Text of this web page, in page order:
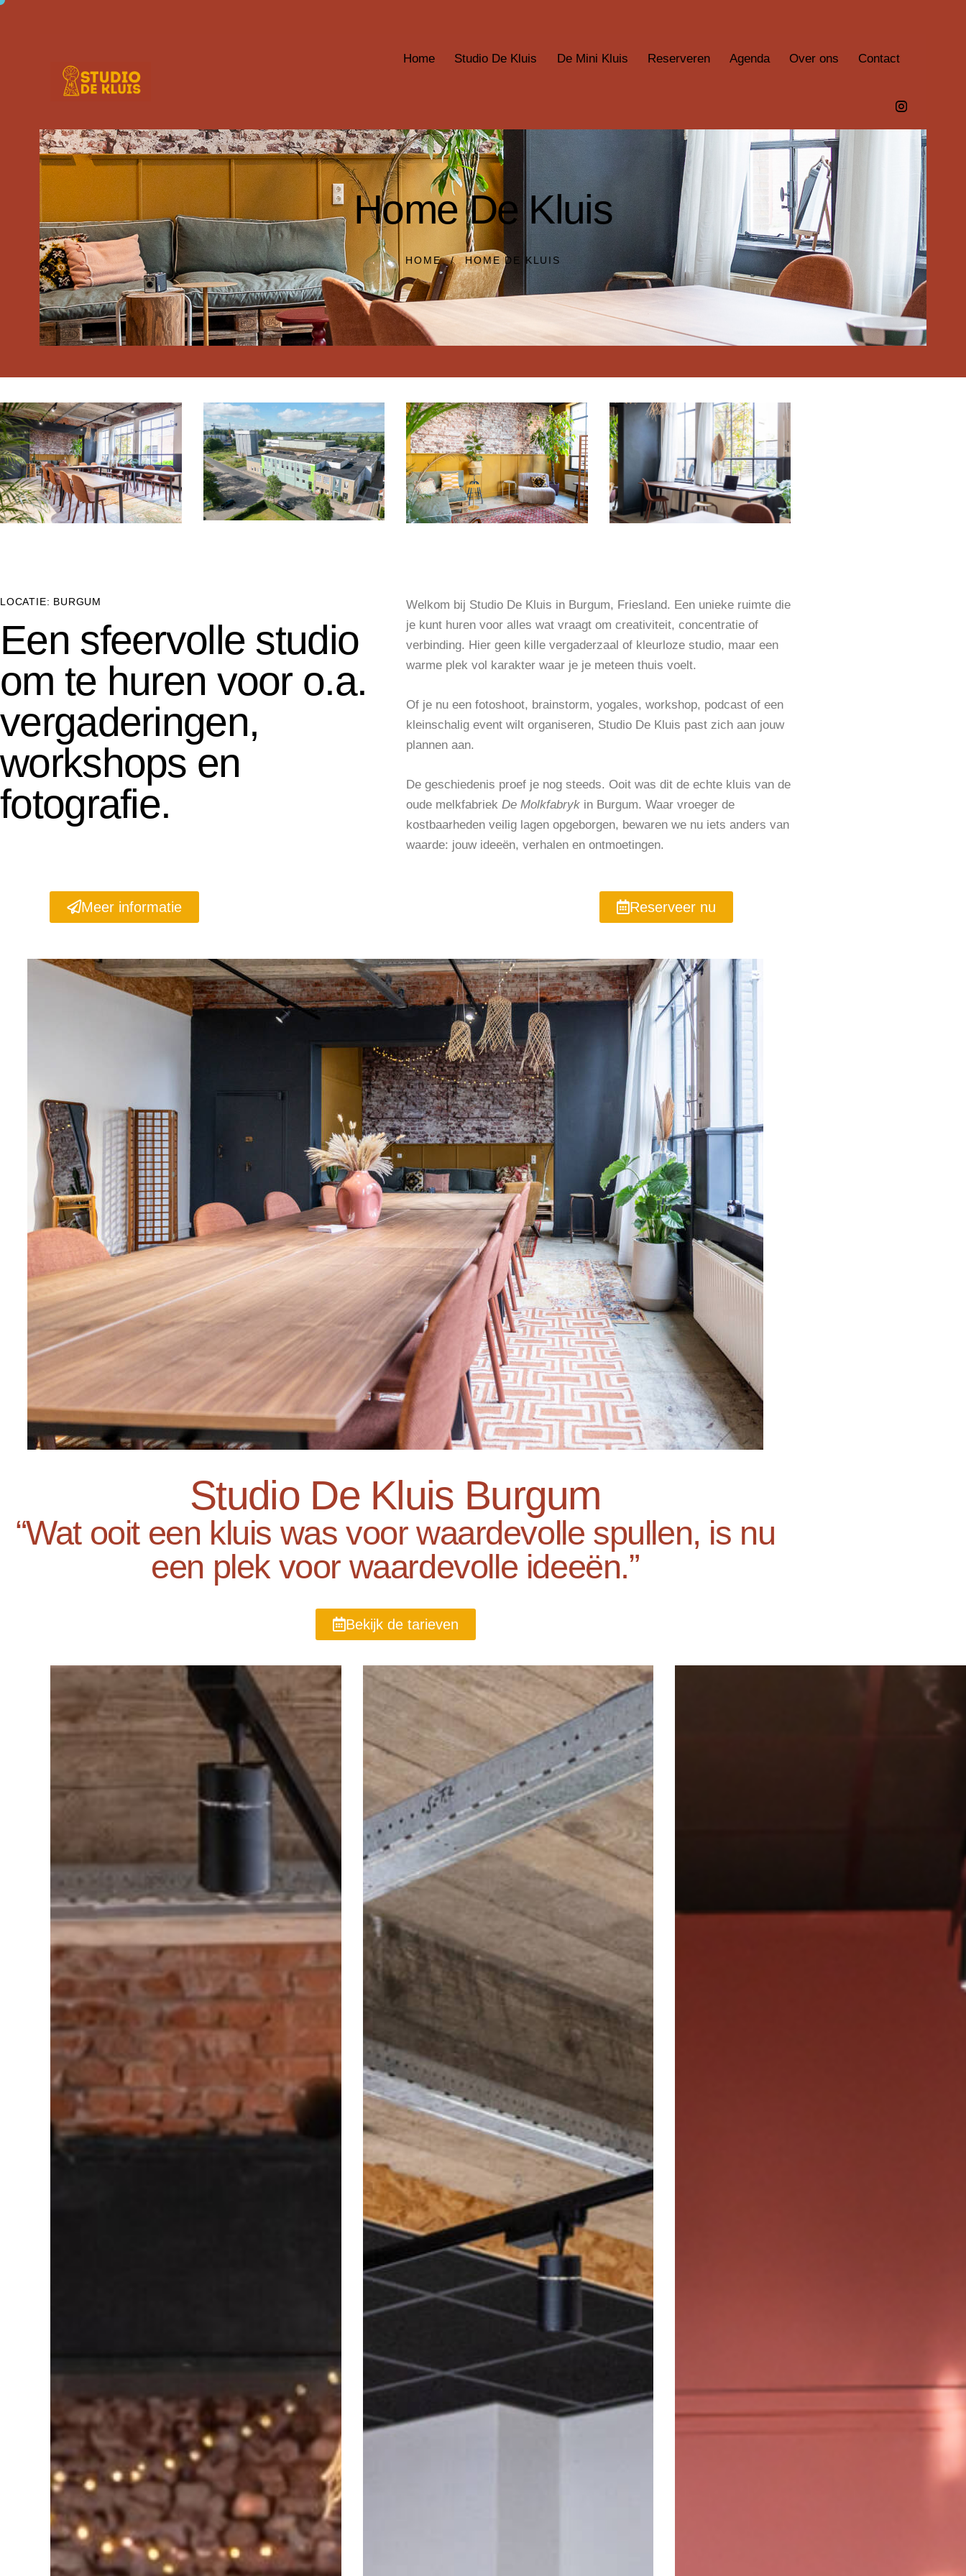
Home Studio De Kluis De Mini Kluis Reserveren Agenda Over ons Contact
Home De Kluis
HOME HOME DE KLUIS
LOCATIE: BURGUM
Een sfeervolle studio
om te huren voor o.a.
vergaderingen,
workshops en
fotografie.
Welkom bij Studio De Kluis in Burgum, Friesland. Een unieke ruimte die
je kunt huren voor alles wat vraagt om creativiteit, concentratie of
verbinding. Hier geen kille vergaderzaal of kleurloze studio, maar een
warme plek vol karakter waar je je meteen thuis voelt.
Of je nu een fotoshoot, brainstorm, yogales, workshop, podcast of een
kleinschalig event wilt organiseren, Studio De Kluis past zich aan jouw
plannen aan.
De geschiedenis proef je nog steeds. Ooit was dit de echte kluis van de
oude melkfabriek De Molkfabryk in Burgum. Waar vroeger de
kostbaarheden veilig lagen opgeborgen, bewaren we nu iets anders van
waarde: jouw ideeën, verhalen en ontmoetingen.
Meer informatie Reserveer nu
Studio De Kluis Burgum
“Wat ooit een kluis was voor waardevolle spullen, is nu
een plek voor waardevolle ideeën.”
Bekijk de tarieven